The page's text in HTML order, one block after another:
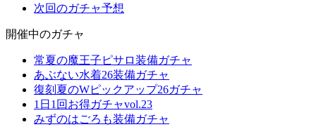
次回のガチャ予想
開催中のガチャ
常夏の魔王子ピサロ装備ガチャ
あぶない水着26装備ガチャ
復刻夏のWピックアップ26ガチャ
1日1回お得ガチャvol.23
みずのはごろも装備ガチャ